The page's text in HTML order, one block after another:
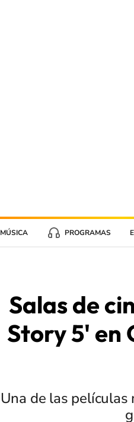
MÚSICA PROGRAMAS
Salas de
Story 5' en
Una de las